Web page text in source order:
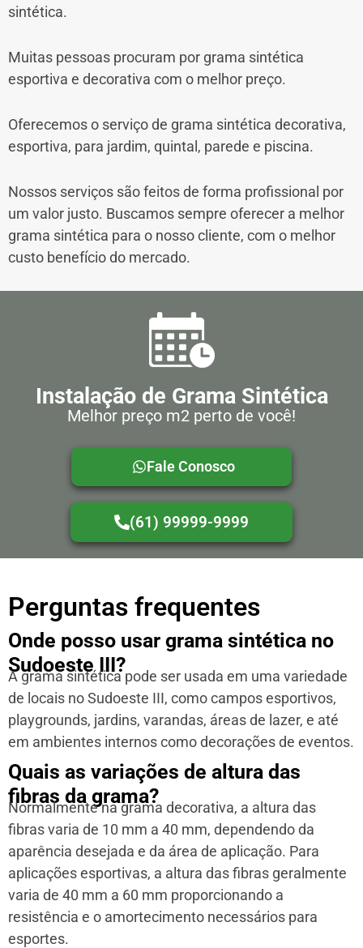
sintética.
Muitas pessoas procuram por grama sintética
esportiva e decorativa com o melhor preço.
Oferecemos o serviço de grama sintética decorativa,
esportiva, para jardim, quintal, parede e piscina.
Nossos serviços são feitos de forma profissional por
um valor justo. Buscamos sempre oferecer a melhor
grama sintética para o nosso cliente, com o melhor
custo benefício do mercado.
Instalação de Grama Sintética
Melhor preço m2 perto de você!
Fale Conosco
(61) 99999-9999
Perguntas frequentes
Onde posso usar grama sintética no
Sudoeste III?
A grama sintética pode ser usada em uma variedade
de locais no Sudoeste III, como campos esportivos,
playgrounds, jardins, varandas, áreas de lazer, e até
em ambientes internos como decorações de eventos.
Quais as variações de altura das
fibras da grama?
Normalmente na grama decorativa, a altura das
fibras varia de 10 mm a 40 mm, dependendo da
aparência desejada e da área de aplicação. Para
aplicações esportivas, a altura das fibras geralmente
varia de 40 mm a 60 mm proporcionando a
resistência e o amortecimento necessários para
esportes.